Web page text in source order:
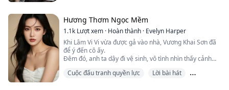
Hương Thơm Ngọc Mềm
1.1k Lượt xem · Hoàn thành · Evelyn Harper
Khi Lâm Vi Vi vừa được gả vào nhà, Vương Khai Sơn đã
để ý đến cô ấy.
Đêm đó, anh ta dậy đi vệ sinh, vô tình nhìn thấy cảnh
Anh ta cố gắng kiểm soát bản thân, nhưng không ngờ
Cuộc đấu tranh quyền lực
Lời bài hát